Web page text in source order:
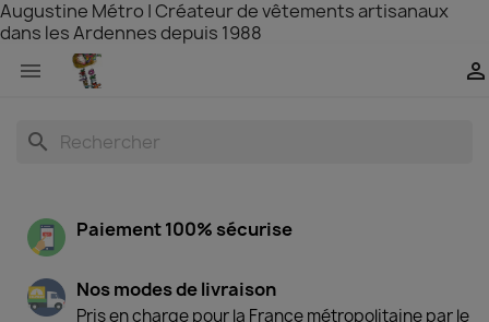
Augustine Métro | Créateur de vêtements artisanaux
dans les Ardennes depuis 1988
 
search
Paiement 100% sécurise
Nos modes de livraison
Pris en charge pour la France métropolitaine par le